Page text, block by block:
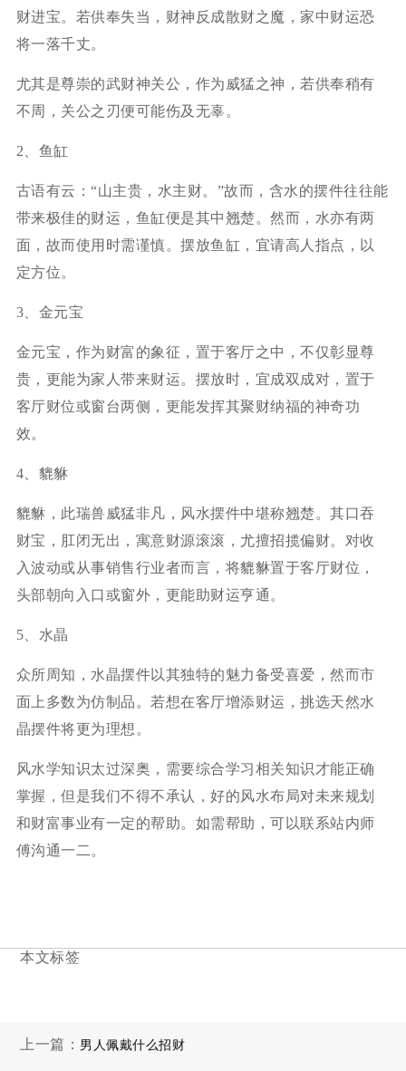
财进宝。若供奉失当，财神反成散财之魔，家中财运恐
将一落千丈。
尤其是尊崇的武财神关公，作为威猛之神，若供奉稍有
不周，关公之刃便可能伤及无辜。
2、鱼缸
古语有云：“山主贵，水主财。”故而，含水的摆件往往能
带来极佳的财运，鱼缸便是其中翘楚。然而，水亦有两
面，故而使用时需谨慎。摆放鱼缸，宜请高人指点，以
定方位。
3、金元宝
金元宝，作为财富的象征，置于客厅之中，不仅彰显尊
贵，更能为家人带来财运。摆放时，宜成双成对，置于
客厅财位或窗台两侧，更能发挥其聚财纳福的神奇功
效。
4、貔貅
貔貅，此瑞兽威猛非凡，风水摆件中堪称翘楚。其口吞
财宝，肛闭无出，寓意财源滚滚，尤擅招揽偏财。对收
入波动或从事销售行业者而言，将貔貅置于客厅财位，
头部朝向入口或窗外，更能助财运亨通。
5、水晶
众所周知，水晶摆件以其独特的魅力备受喜爱，然而市
面上多数为仿制品。若想在客厅增添财运，挑选天然水
晶摆件将更为理想。
风水学知识太过深奥，需要综合学习相关知识才能正确
掌握，但是我们不得不承认，好的风水布局对未来规划
和财富事业有一定的帮助。如需帮助，可以联系站内师
傅沟通一二。
本文标签
上一篇： 男人佩戴什么招财